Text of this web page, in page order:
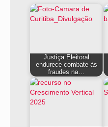
Justiça Eleitoral
endurece combate às
fraudes na…